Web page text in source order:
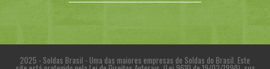
2025 - Soldas Brasil - Uma das maiores empresas de Soldas do Brasil. Este